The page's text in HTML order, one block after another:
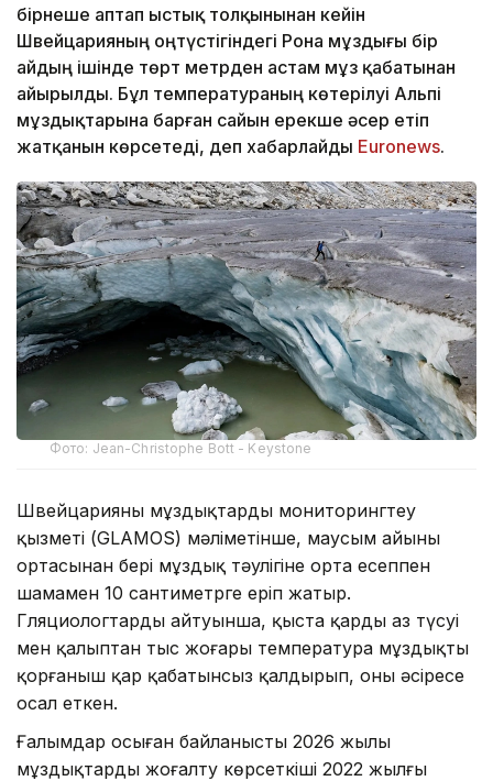
бірнеше аптап ыстық толқынынан кейін
Швейцарияның оңтүстігіндегі Рона мұздығы бір
айдың ішінде төрт метрден астам мұз қабатынан
айырылды. Бұл температураның көтерілуі Альпі
мұздықтарына барған сайын ерекше әсер етіп
жатқанын көрсетеді, деп хабарлайды Еuronews.
Фото: Jean-Christophe Bott - Keystone
Швейцарияның мұздықтарды мониторингтеу
қызметі (GLAMOS) мәліметінше, маусым айының
ортасынан бері мұздық тәулігіне орта есеппен
шамамен 10 сантиметрге еріп жатыр.
Гляциологтардың айтуынша, қыста қардың аз түсуі
мен қалыптан тыс жоғары температура мұздықты
қорғаныш қар қабатынсыз қалдырып, оны әсіресе
осал еткен.
Ғалымдар осыған байланысты 2026 жылы
мұздықтардың жоғалту көрсеткіші 2022 жылғы